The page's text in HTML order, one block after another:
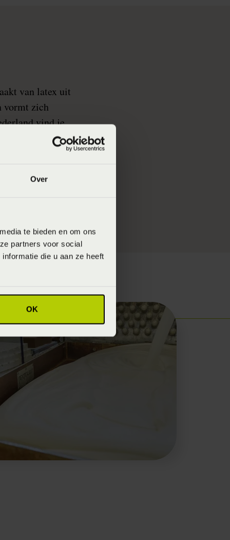
Over
te bieden en om ons
partners voor social
die u aan ze heeft
OK
van latex uit
vormt zich
vind je
opbouw van de